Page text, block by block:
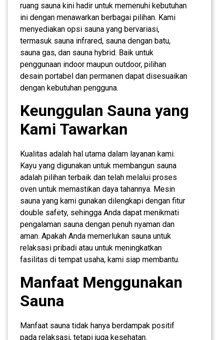
ruang sauna kini hadir untuk memenuhi kebutuhan
ini dengan menawarkan berbagai pilihan. Kami
menyediakan opsi sauna yang bervariasi,
termasuk sauna infrared, sauna dengan batu,
sauna gas, dan sauna hybrid. Baik untuk
penggunaan indoor maupun outdoor, pilihan
desain portabel dan permanen dapat disesuaikan
dengan kebutuhan pengguna.
Keunggulan Sauna yang
Kami Tawarkan
Kualitas adalah hal utama dalam layanan kami.
Kayu yang digunakan untuk membangun sauna
adalah pilihan terbaik dan telah melalui proses
oven untuk memastikan daya tahannya. Mesin
sauna yang kami gunakan dilengkapi dengan fitur
double safety, sehingga Anda dapat menikmati
pengalaman sauna dengan penuh nyaman dan
aman. Apakah Anda memerlukan sauna untuk
relaksasi pribadi atau untuk meningkatkan
fasilitas di tempat usaha, kami siap membantu.
Manfaat Menggunakan
Sauna
Manfaat sauna tidak hanya berdampak positif
pada relaksasi, tetapi juga kesehatan.